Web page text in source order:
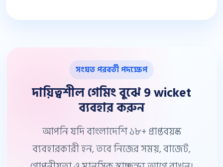
সংযত পরবর্তী পদক্ষেপ
দায়িত্বশীল গেমিং বুঝে 9 wicket
ব্যবহার করুন
আপনি যদি বাংলাদেশি ১৮+ প্রাপ্তবয়স্ক
ব্যবহারকারী হন, তবে নিজের সময়, বাজেট,